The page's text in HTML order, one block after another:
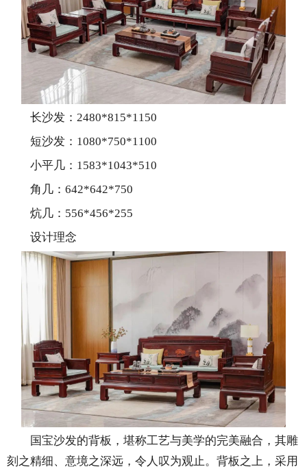
长沙发：2480*815*1150
短沙发：1080*750*1100
小平几：1583*1043*510
角几：642*642*750
炕几：556*456*255
设计理念
国宝沙发的背板，堪称工艺与美学的完美融合，其雕
刻之精细、意境之深远，令人叹为观止。背板之上，采用